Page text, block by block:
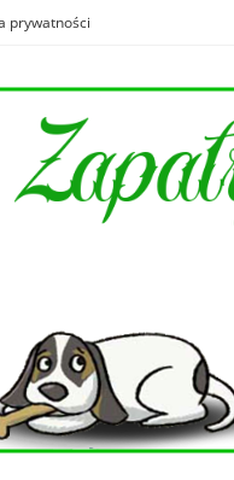
prywatności